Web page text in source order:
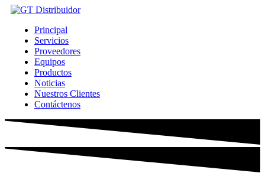
contenidoPrincipal
Servicios
Proveedores
Equipos
Productos
Noticias
Nuestros Clientes
Contáctenos